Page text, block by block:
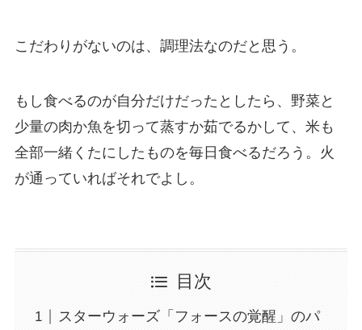
こだわりがないのは、調理法なのだと思う。
もし食べるのが自分だけだったとしたら、野菜と
少量の肉か魚を切って蒸すか茹でるかして、米も
全部一緒くたにしたものを毎日食べるだろう。火
が通っていればそれでよし。
目次
スターウォーズ「フォースの覚醒」のパ